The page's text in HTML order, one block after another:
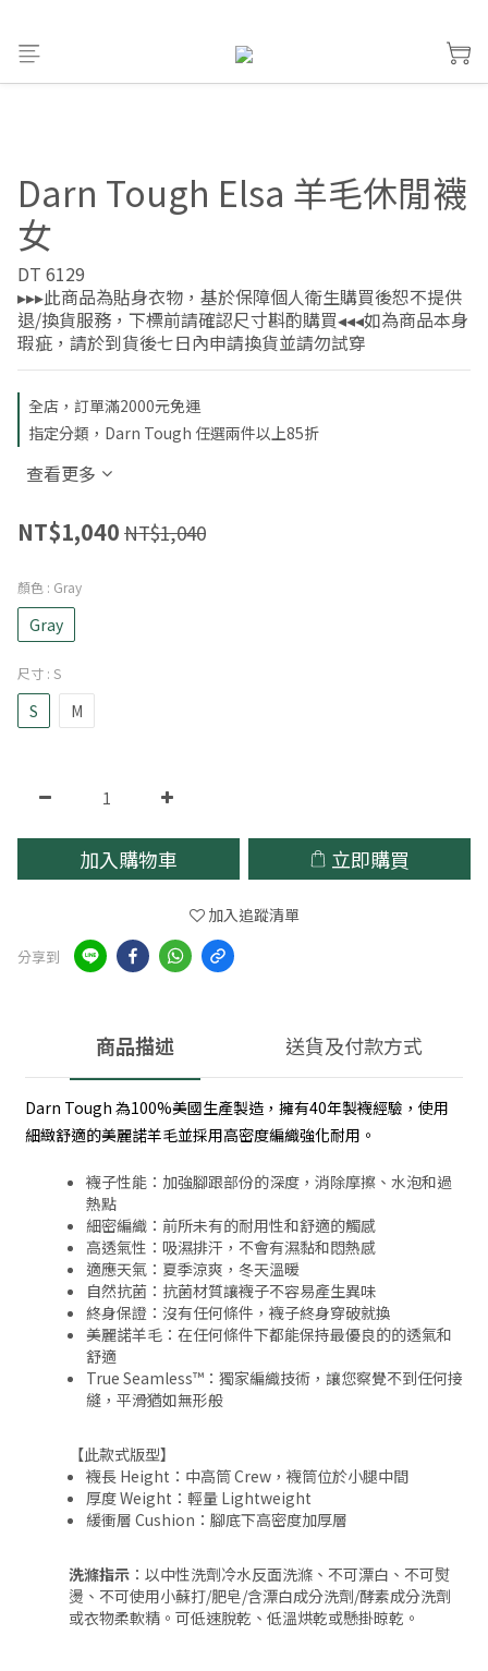
Darn Tough Elsa 羊毛休閒襪
女
DT 6129
▸▸▸此商品為貼身衣物，基於保障個人衛生購買後恕不提供
退/換貨服務，下標前請確認尺寸斟酌購買◂◂◂如為商品本身
瑕疵，請於到貨後七日內申請換貨並請勿試穿
全店，訂單滿2000元免運
指定分類，Darn Tough 任選兩件以上85折
查看更多
NT$1,040 NT$1,040
顏色 : Gray
Gray
尺寸 : S
S M
加入購物車 立即購買
加入追蹤清單
分享到
商品描述 送貨及付款方式
Darn Tough 為100%美國生產製造，擁有40年製襪經驗，使用
細緻舒適的美麗諾羊毛並採用高密度編織強化耐用。
襪子性能：加強腳跟部份的深度，消除摩擦、水泡和過
熱點
細密編織：前所未有的耐用性和舒適的觸感
高透氣性：吸濕排汗，不會有濕黏和悶熱感
適應天氣：夏季涼爽，冬天溫暖
自然抗菌：抗菌材質讓襪子不容易產生異味
終身保證：沒有任何條件，襪子終身穿破就換
美麗諾羊毛：在任何條件下都能保持最優良的的透氣和
舒適
True Seamless™：獨家編織技術，讓您察覺不到任何接
縫，平滑猶如無形般
【此款式版型】
襪長 Height：中高筒 Crew，襪筒位於小腿中間
厚度 Weight：輕量 Lightweight
緩衝層 Cushion：腳底下高密度加厚層
洗滌指示 ：以中性洗劑冷水反面洗滌、不可漂白、不可熨
燙、不可使用小蘇打/肥皂/含漂白成分洗劑/酵素成分洗劑
或衣物柔軟精。可低速脫乾、低溫烘乾或懸掛晾乾。